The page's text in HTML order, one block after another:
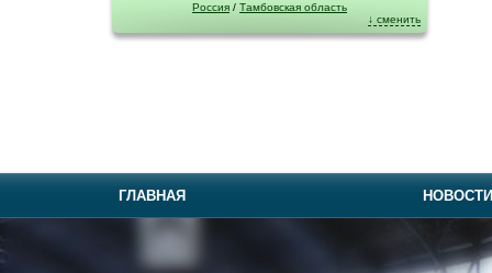
Россия / Тамбовская область
↓ сменить
ГЛАВНАЯ НОВОСТИ